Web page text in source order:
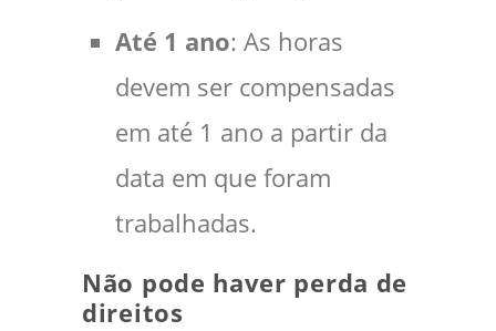
Até 1 ano: As horas
devem ser compensadas
em até 1 ano a partir da
data em que foram
trabalhadas.
Não pode haver perda de
direitos